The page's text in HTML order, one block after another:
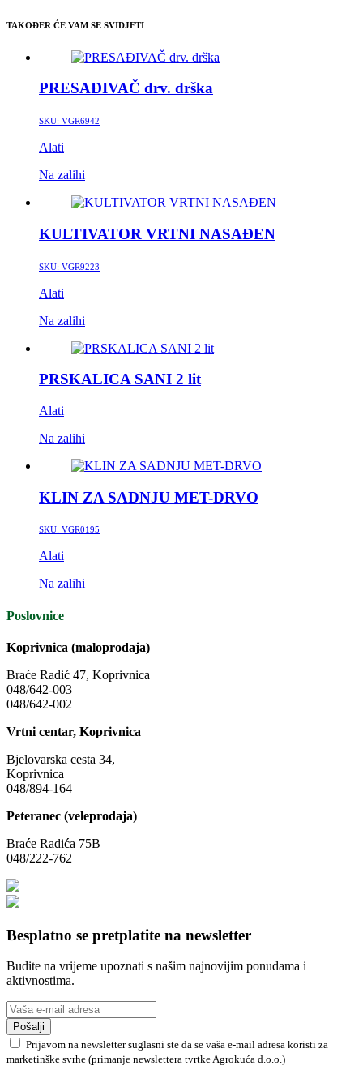
TAKOĐER ĆE VAM SE SVIDJETI
PRESAĐIVAČ drv. drška
SKU: VGR6942
Alati
Na zalihi
KULTIVATOR VRTNI NASAĐEN
SKU: VGR9223
Alati
Na zalihi
PRSKALICA SANI 2 lit
Alati
Na zalihi
KLIN ZA SADNJU MET-DRVO
SKU: VGR0195
Alati
Na zalihi
Poslovnice
Koprivnica (maloprodaja)
Braće Radić 47, Koprivnica
048/642-003
048/642-002
Vrtni centar, Koprivnica
Bjelovarska cesta 34,
Koprivnica
048/894-164
Peteranec (veleprodaja)
Braće Radića 75B
048/222-762
Besplatno se pretplatite na newsletter
Budite na vrijeme upoznati s našim najnovijim ponudama i
aktivnostima.
Pošalji
Prijavom na newsletter suglasni ste da se vaša e-mail adresa koristi za
marketinške svrhe (primanje newslettera tvrtke Agrokuća d.o.o.)